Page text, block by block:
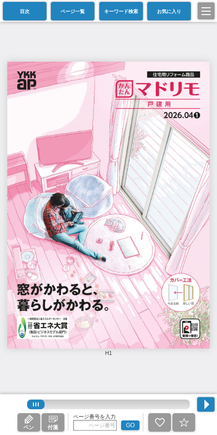
目次 ページ一覧 キーワード検索 お気に入り
H1
ペン 付箋
ページ番号を入力
GO